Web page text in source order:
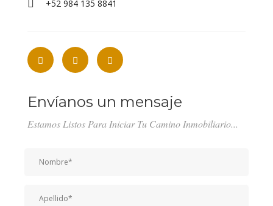
+52 984 135 8841
Envíanos un mensaje
Estamos Listos Para Iniciar Tu Camino Inmobiliario...